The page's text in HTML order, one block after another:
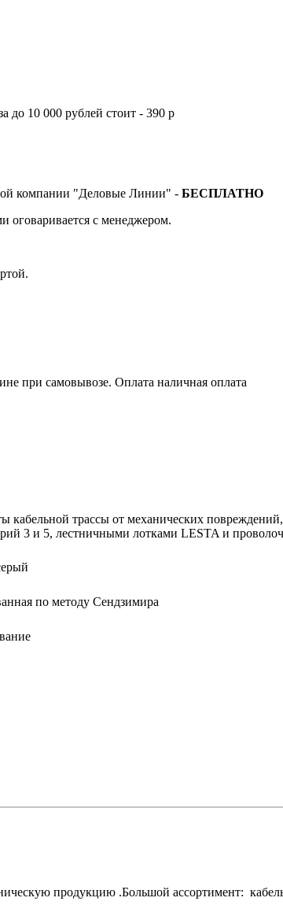
до 10 000 рублей стоит - 390 р
компании "Деловые Линии" - БЕСПЛАТНО
оговаривается с менеджером.
при самовывозе. Оплата наличная оплата
трассы от механических
3 и 5, лестничными лотками LESTA и
по методу Сендзимира
продукцию .Большой ассортимент: